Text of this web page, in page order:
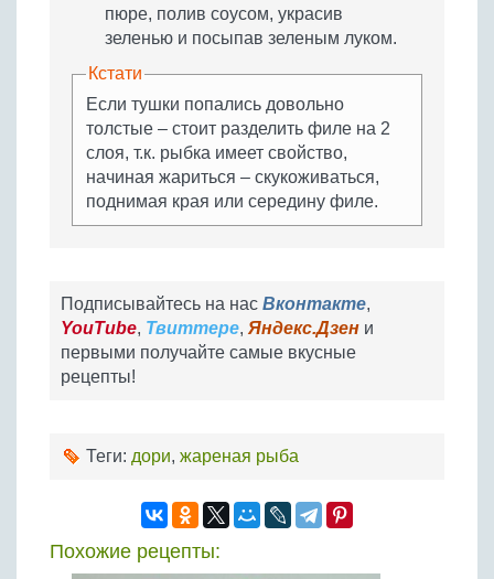
пюре, полив соусом, украсив
зеленью и посыпав зеленым луком.
Кстати
Если тушки попались довольно
толстые – стоит разделить филе на 2
слоя, т.к. рыбка имеет свойство,
начиная жариться – скукоживаться,
поднимая края или середину филе.
Подписывайтесь на нас Вконтакте,
YouTube, Твиттере, Яндекс.Дзен и
первыми получайте самые вкусные
рецепты!
Теги: дори, жареная рыба
Похожие рецепты: